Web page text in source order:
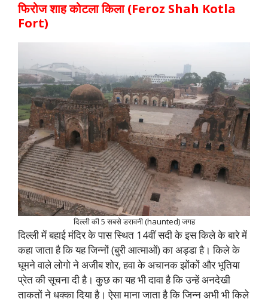
फिरोज शाह कोटला किला (Feroz Shah Kotla
Fort)
दिल्ली की 5 सबसे डरावनी (haunted) जगह
दिल्ली में बहाई मंदिर के पास स्थित 14वीं सदी के इस किले के बारे में
कहा जाता है कि यह जिन्नों (बुरी आत्माओं) का अड्डा है। किले के
घूमने वाले लोगो ने अजीब शोर, हवा के अचानक झोंकों और भूतिया
प्रेत की सूचना दी है। कुछ का यह भी दावा है कि उन्हें अनदेखी
ताकतों ने धक्का दिया है। ऐसा माना जाता है कि जिन्न अभी भी किले